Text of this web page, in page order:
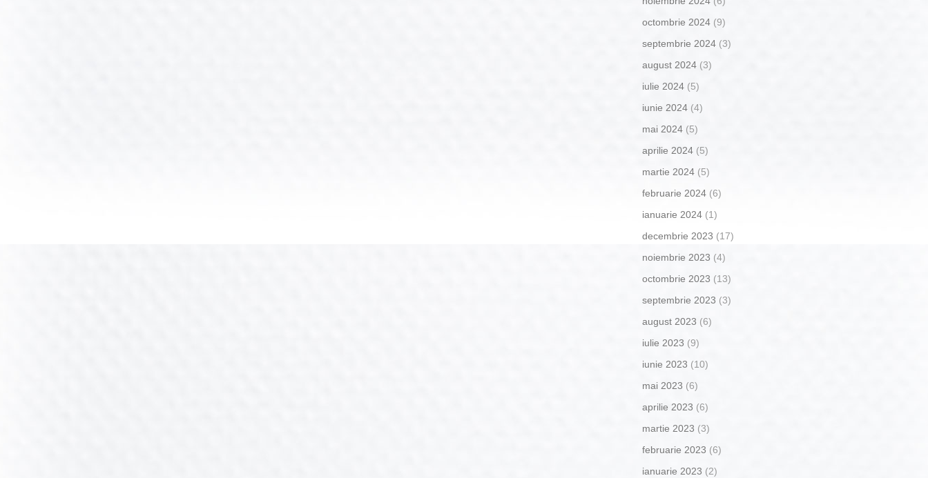
octombrie 2024 (9)
septembrie 2024 (3)
august 2024 (3)
iulie 2024 (5)
iunie 2024 (4)
mai 2024 (5)
aprilie 2024 (5)
martie 2024 (5)
februarie 2024 (6)
ianuarie 2024 (1)
decembrie 2023 (17)
noiembrie 2023 (4)
octombrie 2023 (13)
septembrie 2023 (3)
august 2023 (6)
iulie 2023 (9)
iunie 2023 (10)
mai 2023 (6)
aprilie 2023 (6)
martie 2023 (3)
februarie 2023 (6)
ianuarie 2023 (2)